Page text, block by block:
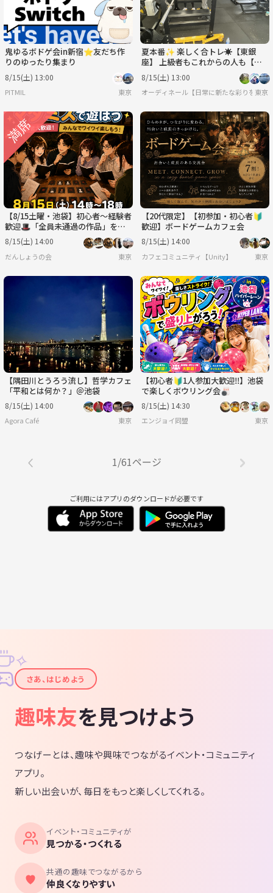
鬼ゆるボドゲ会in新宿⭐友だち作
りのゆったり集まり
8/15(土) 13:00
PITMIL 東京
夏本番✨ 楽しく合トレ☀️【東銀
座】 上級者もこれからの人も【設
備◎2h】【＆少々ミット打ち🥊】
8/15(土) 13:00
オーディネール【日常に新たな彩りを/20
東京
【8/15土曜・池袋】初心者〜経験者
歓迎🎩「全員未通過の作品」をそ
の場で選んで遊ぶマダミス会【前日
ｷｬﾝｾﾙ返金OK】
8/15(土) 14:00
だんしょうの会 東京
【20代限定】【初参加・初心者🔰
歓迎】ボードゲームカフェ会
8/15(土) 14:00
カフェコミュニティ【Unity】 東京
【隅田川とうろう流し】哲学カフェ
「平和とは何か？」＠池袋
8/15(土) 14:00
Agora Café 東京
【初心者🔰1人参加大歓迎‼️】池袋
で楽しくボウリング会🎳
8/15(土) 14:30
エンジョイ同盟 東京
1/61ページ
ご利用にはアプリのダウンロードが必要です
✦
✧
さあ、はじめよう
趣味友を見つけよう
つなげーとは、趣味や興味でつながるイベント・コミュニティ
アプリ。
新しい出会いが、毎日をもっと楽しくしてくれる。
イベント・コミュニティが
見つかる・つくれる
共通の趣味でつながるから
仲良くなりやすい